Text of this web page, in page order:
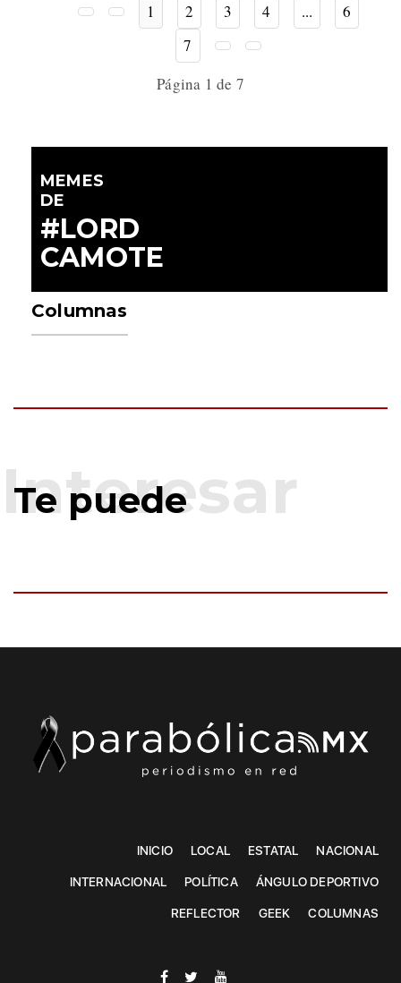
1 2 3 4 ...
6
7
Página 1 de 7
MEMES
DE
#LORD
CAMOTE
Columnas
Te puede
INICIO LOCAL ESTATAL NACIONAL
INTERNACIONAL POLÍTICA ÁNGULO DEPORTIVO
REFLECTOR GEEK COLUMNAS